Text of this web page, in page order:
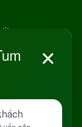
Đen Tỉnh